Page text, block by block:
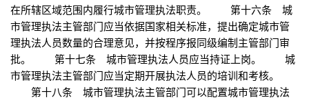
在所辖区域范围内履行城市管理执法职责。 第十六条 城
市管理执法主管部门应当依据国家相关标准，提出确定城市管
理执法人员数量的合理意见，并按程序报同级编制主管部门审
批。 第十七条 城市管理执法人员应当持证上岗。 城
市管理执法主管部门应当定期开展执法人员的培训和考核。
第十八条 城市管理执法主管部门可以配置城市管理执法